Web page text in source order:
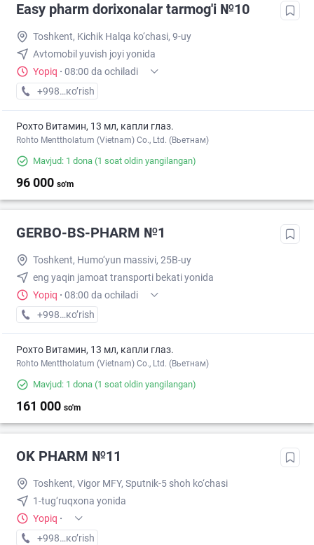
Easy pharm dorixonalar tarmog'i №10
Toshkent, Kichik Halqa ko‘chasi, 9-uy
Avtomobil yuvish joyi yonida
Yopiq · 08:00 da ochiladi
+998 (78) XXX-XX-XX
кo’rish
Рохто Витамин, 13 мл, капли глаз.
Rohto Menttholatum (Vietnam) Co., Ltd. (Вьетнам)
Mavjud: 1 dona (1 soat oldin yangilangan)
96 000 so'm
GERBO-BS-PHARM №1
Toshkent, Humo‘yun massivi, 25B-uy
eng yaqin jamoat transporti bekati yonida
Yopiq · 08:00 da ochiladi
+998 (94) XXX-XX-XX
кo’rish
Рохто Витамин, 13 мл, капли глаз.
Rohto Menttholatum (Vietnam) Co., Ltd. (Вьетнам)
Mavjud: 1 dona (1 soat oldin yangilangan)
161 000 so'm
OK PHARM №11
Toshkent, Vigor MFY, Sputnik-5 shoh ko‘chasi
1-tug‘ruqxona yonida
Yopiq ·
+998 (90) XXX-XX-XX
кo’rish